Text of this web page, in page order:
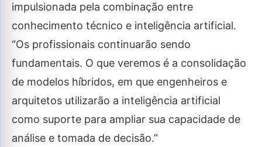
impulsionada pela combinação entre
conhecimento técnico e inteligência artificial.
“Os profissionais continuarão sendo
fundamentais. O que veremos é a consolidação
de modelos híbridos, em que engenheiros e
arquitetos utilizarão a inteligência artificial
como suporte para ampliar sua capacidade de
análise e tomada de decisão.”